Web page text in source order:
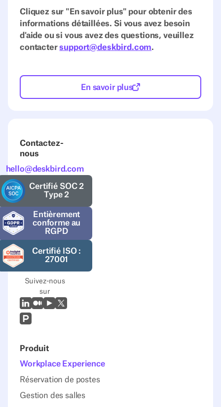
Cliquez sur "En savoir plus" pour obtenir des
informations détaillées. Si vous avez besoin
d'aide ou si vous avez des questions, veuillez
contactersupport@deskbird.com.
En savoir plus
Contactez-
nous
hello@deskbird.com
Certifié SOC 2
Type 2
Entièrement
conforme au
RGPD
Certifié ISO :
27001
Suivez-nous
sur
LinkedIn
MoyenYoutubeX (Twitter)
Prodcut Hunt
Produit
Workplace Experience
Réservation de postes
Gestion des salles